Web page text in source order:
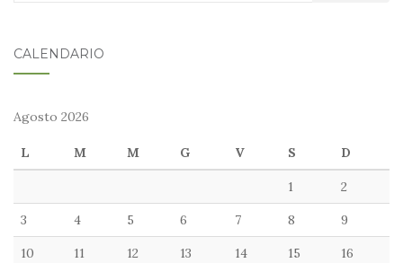
CALENDARIO
Agosto 2026
L M M G V S D
1 2
3 4 5 6 7 8 9
10 11 12 13 14 15 16